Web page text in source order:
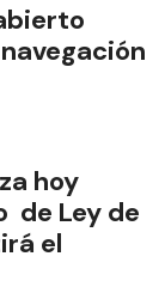
hoy
de Ley de
el